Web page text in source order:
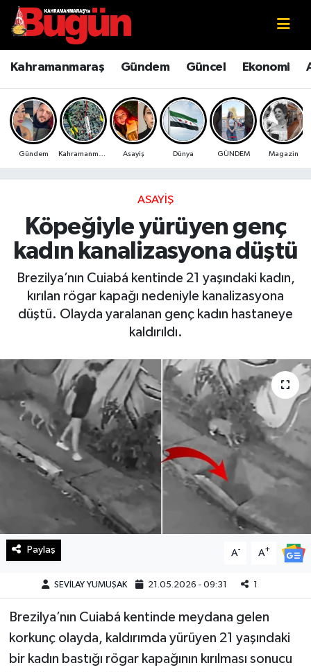
Kahramanmaraş Gündem Güncel Ekonomi
Gündem Asayiş Dünya GÜNDEM Magazin
ASAYIŞ
Köpeğiyle yürüyen genç
kadın kanalizasyona düştü
Brezilya’nın Cuiabá kentinde 21 yaşındaki kadın,
kırılan rögar kapağı nedeniyle kanalizasyona
düştü. Olayda yaralanan genç kadın hastaneye
kaldırıldı.
Paylaş A- A+
SEVİLAY YUMUŞAK 21.05.2026 - 09:31 1
Brezilya’nın Cuiabá kentinde meydana gelen
korkunç olayda, kaldırımda yürüyen 21 yaşındaki
bir kadın bastığı rögar kapağının kırılması sonucu
Kahramanmaraş
Kahramanmaraş Sokak Röportajları
Bilim ve Teknoloji
Çevre
Ekonomi
Güncel
Kültür Sanat
Magazin
Manşet Altı
Manşetler
Resmi İlan
Sağlık
Spor
SürManşet
Teknoloji
Kahramanmaraş Nöbetçi Eczaneler
Kahramanmaraş Hava Durumu
Kahramanmaraş Namaz Vakitleri
Kahramanmaraş Trafik Yoğunluk Haritası
Süper Lig Puan Durumu ve Fikstür
Tüm Manşetler
Haber Arşivi